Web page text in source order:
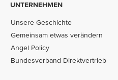
UNTERNEHMEN
Unsere Geschichte
Gemeinsam etwas verändern
Angel Policy
Bundesverband Direktvertrieb